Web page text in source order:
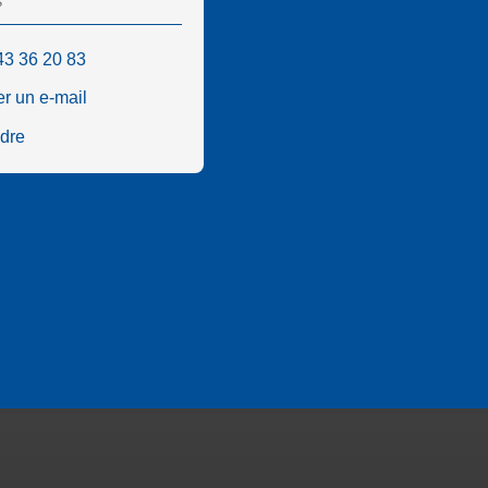
36 20 83
un e-mail